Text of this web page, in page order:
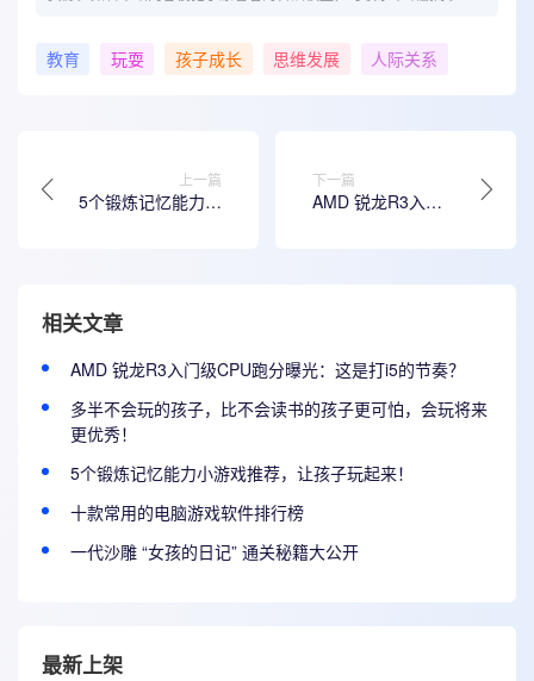
教育 玩耍 孩子成长 思维发展 人际关系
上一篇
5个锻炼记忆能力小
下一篇
AMD 锐龙R3入门
相关文章
AMD 锐龙R3入门级CPU跑分曝光：这是打i5的节奏？
多半不会玩的孩子，比不会读书的孩子更可怕，会玩将来
更优秀！
5个锻炼记忆能力小游戏推荐，让孩子玩起来！
十款常用的电脑游戏软件排行榜
一代沙雕 “女孩的日记” 通关秘籍大公开
最新上架